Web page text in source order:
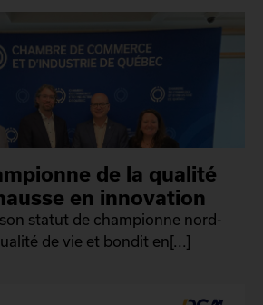
de la qualité
en innovation
statut de championne nord-
de vie et bondit en[...]